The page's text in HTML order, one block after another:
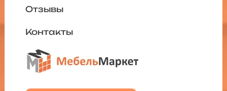
Отзывы
Контакты